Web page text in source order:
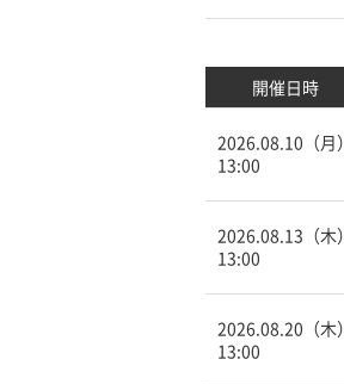
開催日時
2026.08.10（月）
13:00
2026.08.13（木）
13:00
2026.08.20（木）
13:00